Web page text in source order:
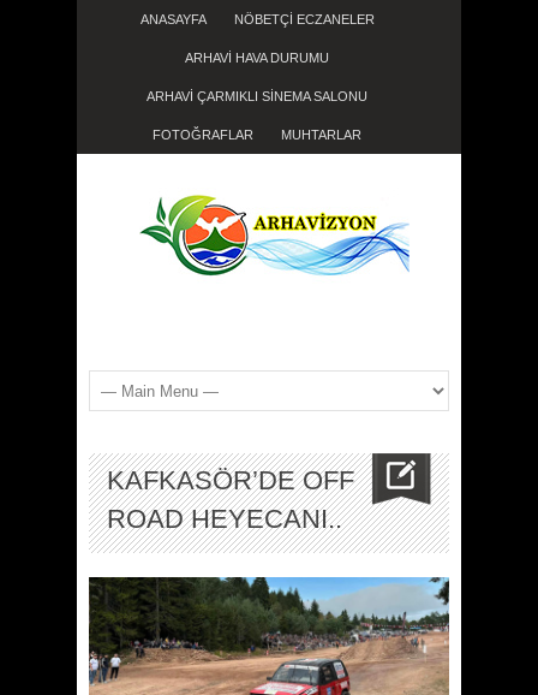
ANASAYFA NÖBETÇİ ECZANELER
ARHAVİ HAVA DURUMU
ARHAVİ ÇARMIKLI SİNEMA SALONU
FOTOĞRAFLAR MUHTARLAR
KAFKASÖR’DE OFF
ROAD HEYECANI..